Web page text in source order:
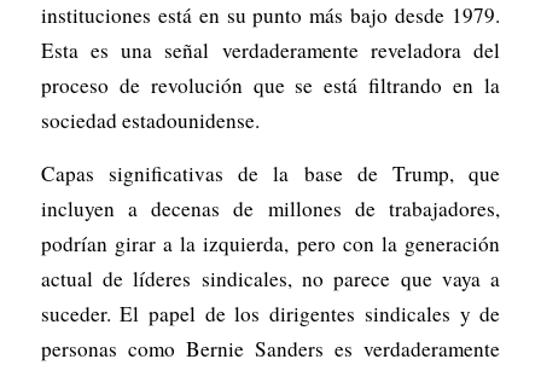
instituciones está en su punto más bajo desde 1979.
Esta es una señal verdaderamente reveladora del
proceso de revolución que se está filtrando en la
sociedad estadounidense.
Capas significativas de la base de Trump, que
incluyen a decenas de millones de trabajadores,
podrían girar a la izquierda, pero con la generación
actual de líderes sindicales, no parece que vaya a
suceder. El papel de los dirigentes sindicales y de
personas como Bernie Sanders es verdaderamente